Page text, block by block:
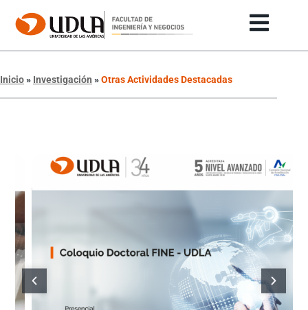
Inicio» Investigación »Otras Actividades Destacadas